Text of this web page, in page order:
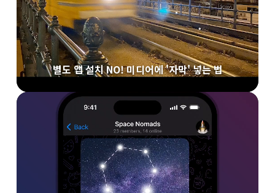
별도 앱 설치 NO! 미디어에 '자막' 넣는 법